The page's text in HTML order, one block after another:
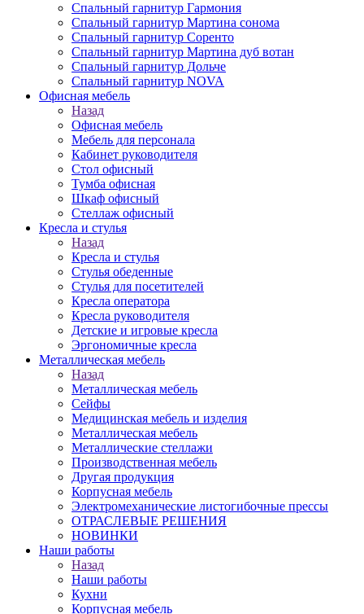
Спальный гарнитур Гармония
Спальный гарнитур Мартина сонома
Спальный гарнитур Соренто
Спальный гарнитур Мартина дуб вотан
Спальный гарнитур Дольче
Спальный гарнитур NOVA
Офисная мебель
Назад
Офисная мебель
Мебель для персонала
Кабинет руководителя
Стол офисный
Тумба офисная
Шкаф офисный
Стеллаж офисный
Кресла и стулья
Назад
Кресла и стулья
Стулья обеденные
Стулья для посетителей
Кресла оператора
Кресла руководителя
Детские и игровые кресла
Эргономичные кресла
Металлическая мебель
Назад
Металлическая мебель
Сейфы
Медицинская мебель и изделия
Металлическая мебель
Металлические стеллажи
Производственная мебель
Другая продукция
Корпусная мебель
Электромеханические листогибочные прессы
ОТРАСЛЕВЫЕ РЕШЕНИЯ
НОВИНКИ
Наши работы
Назад
Наши работы
Кухни
Корпусная мебель